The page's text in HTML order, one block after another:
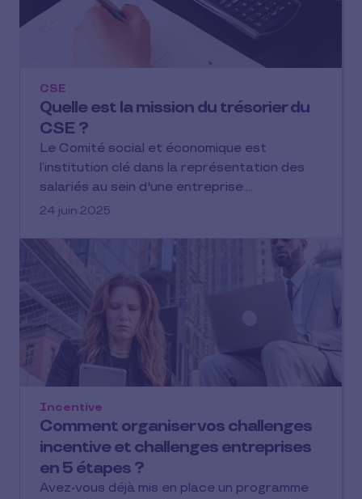
Quelle est la mission du trésorier du
CSE ?
CSE
Le Comité social et économique est
l’institution clé dans la représentation des
salariés au sein d'une entreprise.…
24 juin 2025
Comment organiser vos challenges
incentive et challenges entreprises
en 5 étapes ?
Incentive
Avez-vous déjà mis en place un programme